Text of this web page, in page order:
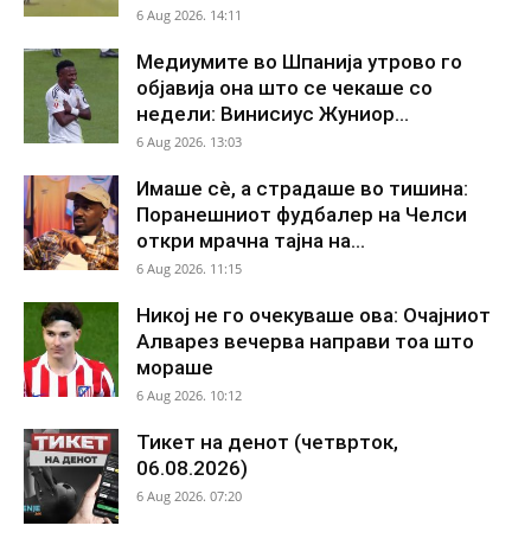
6 Aug 2026. 14:11
Медиумите во Шпанија утрово го
објавија она што се чекаше со
недели: Винисиус Жуниор...
6 Aug 2026. 13:03
Имаше сè, а страдаше во тишина:
Поранешниот фудбалер на Челси
откри мрачна тајна на...
6 Aug 2026. 11:15
Никој не го очекуваше ова: Очајниот
Алварез вечерва направи тоа што
мораше
6 Aug 2026. 10:12
Тикет на денот (четврток,
06.08.2026)
6 Aug 2026. 07:20